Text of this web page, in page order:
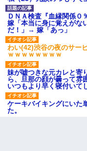
ＤＮＡ検査『血縁関係０
嫁「本当に身に覚えがな
だ！」→ 嫁「あっ」
わい(42)渋谷の夜のサー
ｗｗｗｗｗｗｗｗ
妹が嘘つきな元カレと寄
ら、旦那の顔が曇って雰
いつもより早く寝付い
ケーキバイキングにいた
た。